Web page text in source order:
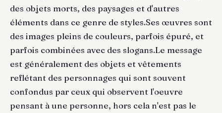
des objets morts, des paysages et d'autres
éléments dans ce genre de styles.Ses œuvres sont
des images pleins de couleurs, parfois épuré, et
parfois combinées avec des slogans.Le message
est généralement des objets et vêtements
reflétant des personnages qui sont souvent
confondus par ceux qui observent l'oeuvre
pensant à une personne, hors cela n'est pas le